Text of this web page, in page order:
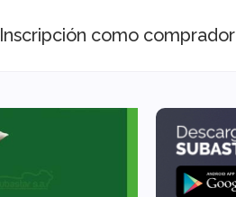
Inscripción como comprador